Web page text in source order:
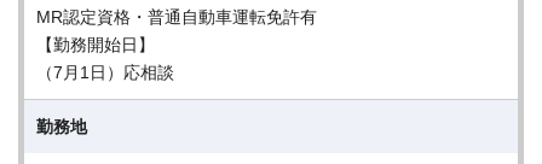
MR認定資格・普通自動車運転免許有
【勤務開始日】
（7月1日）応相談
勤務地